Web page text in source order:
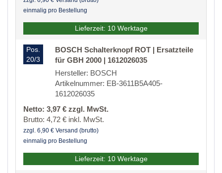
einmalig pro Bestellung
Lieferzeit: 10 Werktage
Pos.
20/3
BOSCH Schalterknopf ROT | Ersatzteile
für GBH 2000 | 1612026035
Hersteller: BOSCH
Artikelnummer: EB-3611B5A405-
1612026035
Netto: 3,97 € zzgl. MwSt.
Brutto: 4,72 € inkl. MwSt.
zzgl. 6,90 € Versand (brutto)
einmalig pro Bestellung
Lieferzeit: 10 Werktage